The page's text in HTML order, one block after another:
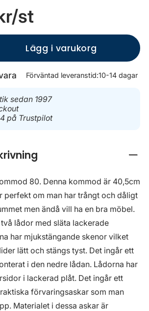
/st
Lägg i varukorg
Förväntad leveranstid:10-14 dagar
sedan 1997
på Trustpilot
80. Denna kommod är 40,5cm
perfekt om man har trångt och dåligt
men ändå vill ha en bra möbel.
lådor med släta lackerade
har mjukstängande skenor vilket
lätt och stängs tyst. Det ingår ett
i den nedre lådan. Lådorna har
i lackerad plåt. Det ingår ett
förvaringsaskar som man
Materialet i dessa askar är